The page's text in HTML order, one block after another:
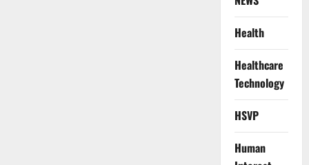
Health
Healthcare
Technology
HSVP
Human